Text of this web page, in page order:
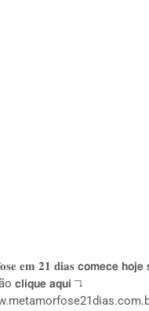
𝐞𝐦 𝟐𝟏 𝐝𝐢𝐚𝐬 𝗰𝗼𝗺𝗲𝗰𝗲 𝗵𝗼𝗷𝗲
𝗰𝗹𝗶𝗾𝘂𝗲 𝗮𝗾𝘂𝗶 ↴